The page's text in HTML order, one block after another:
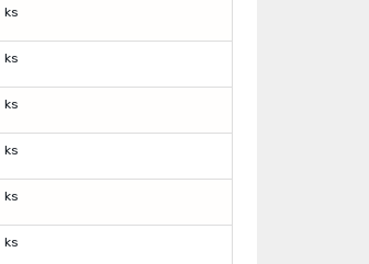
ks
ks
ks
ks
ks
ks